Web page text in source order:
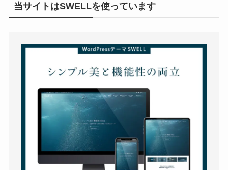
当サイトはSWELLを使っています